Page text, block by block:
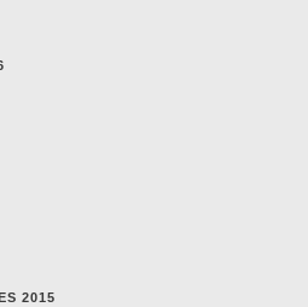
2015